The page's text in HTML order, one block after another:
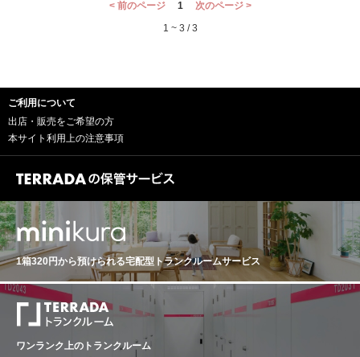
非常にエレガントな印象です。 味わいは、口当たりは生
口当たりを滑らかにし、全体の調和を保っています。ド
す。熟したアプリコットのニュアンスも感じられ、活力
す。フィニッシュは鋭く、非常に長く続き、チョークを
思わせる余韻が酸味と塩味のタッチで締めくくられま
す。 食事の際には、アーモンドとシャンパーニュをきか
せた牡蠣の温製、生姜と柑橘で味付けしたホタテ、有塩
バターでグリルした手長エビ、またはバーベキューした
ロブスターとの相性がいいでしょう。 ■テクニカル情報■
ドサージュ：8 g/L 瓶内澱熟成：15年 Alfred Gratien Brut
Millesime Limited Edition アルフレッド・グラシアン ブ
リュット ミレジメ リミテッド・エディション 生産地：
フランス シャンパーニュ 原産地呼称：AOC. CHAMPAG
NE ぶどう品種：シャルドネ 56%、ピノ・ノワール 2
3%、ムニエ 21% アルコール度数：12.5% 味わい：シャ
ンパン スパークリングワイン 白 辛口
製法のグラシアンのこのコレクションは、シャンパーニ
ュの歴史をも感じるキュヴェで、スケールの深さ、フィ
EN COLLECTION MEMORY アルフレッド・グラシアン
コレクション・メモリー 生産地：フランス シャンパーニ
ュ 原産地呼称：AOC. CHAMPAGNE ぶどう品種：シャル
い：シャンパン スパークリングワイン 白 辛口 【古酒に
インは必ず休息させることが必要です。休ませずに抜栓
してしまうと本来の味わいは全く表れてきません。商品
到着後、最低でも2週間は休ませてください。 ●古酒特有
のボトル傷や汚れがございます。 ●熟成による色調の変
化（白ワインは黄金色に、赤ワインはレンガ色に）や、
香り、味わいが複雑に変化している可能性があります。
これらは古酒の特徴です。 熟成されたワイン(古酒)です
のでボトルバリエーション等ございます。それをご理解
頂いた上でのご購入をお願い致します。
の特別な製法」、「スタイル」、「最高のぶどう」、こ
シャンパーニュ「アルフレッド・グラシアン」を生み出
スパークリング・ワインの醸造所を設立しました。10年
ン・メイエ氏という新しいビジネス・パートナーを見出
し、“グラシアン・エ・メイエ”に社名を変更しました。そ
対する哲学を引き継ぎ、この2つの地域の醸造所を発展さ
にある重要な場所で20年以上もの長い間、愛情を込めて
大切に保管されている貴重なヴィンテージ・シャンパー
ニュです。 優良ヴィンテージ×樽の醸造という伝統的な
製法のグラシアンのこのコレクションは、シャンパーニ
ュの歴史をも感じるキュヴェで、スケールの深さ、フィ
ネスは、1905年以来4世代にわたって父から息子へのセ
ラーマスターであるジェジェ家から受け継がれた歴史の
賜物です。 醸造樽発酵、旧樽熟成ノン・マロラクティッ
ク。 ■セラーマスター、ニコラジェジェからのコメント■
1998年：「リッチかつ優良年。この最高年は必然的にヴ
ィンテージのものになります」 ALFRED GRATIEN COL
< 前のページ 1
次のページ >
1 ~ 3 / 3
ご利用について
出店・販売をご希望の方
本サイト利用上の注意事項
1箱320円から預けられる宅配型トランクルームサービス
ワンランク上のトランクルーム